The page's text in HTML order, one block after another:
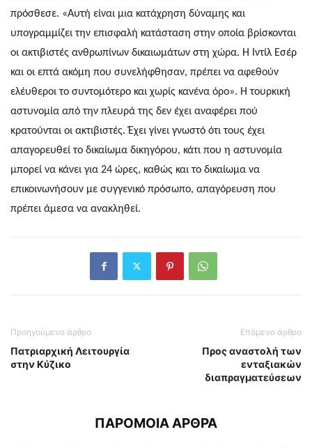
πρόσθεσε. «Αυτή είναι μια κατάχρηση δύναμης και
υπογραμμίζει την επισφαλή κατάσταση στην οποία βρίσκονται
οι ακτιβιστές ανθρωπίνων δικαιωμάτων στη χώρα. Η Ιντίλ Εσέρ
και οι επτά ακόμη που συνελήφθησαν, πρέπει να αφεθούν
ελέυθεροι το συντομότερο και χωρίς κανένα όρο». Η τουρκική
αστυνομία από την πλευρά της δεν έχει αναφέρει πού
κρατούνται οι ακτιβιστές. Έχει γίνει γνωστό ότι τους έχει
απαγορευθεί το δικαίωμα δικηγόρου, κάτι που η αστυνομία
μπορεί να κάνει για 24 ώρες, καθώς και το δικαίωμα να
επικοινωνήσουν με συγγενικό πρόσωπο, απαγόρευση που
πρέπει άμεσα να ανακληθεί.
Προηγούμενο άρθρο
Πατριαρχική Λειτουργία
στην Κύζικο
Επόμενο άρθρο
Προς αναστολή των
ενταξιακών
διαπραγματεύσεων
ΠΑΡΟΜΟΙΑ ΑΡΘΡΑ